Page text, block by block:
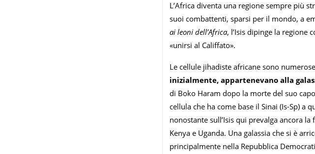
L’Africa diventa una regione sempre più
suoi combattenti, sparsi per il mondo, a
ai leoni dell’Africa, l’Isis dipinge la regione
«unirsi al Califfato».
Le cellule jihadiste africane sono
inizialmente, appartenevano alla
di Boko Haram dopo la morte del suo
cellula che ha come base il Sinai (Is-Sp) a
nonostante sull’Isis qui prevalga ancora
Kenya e Uganda. Una galassia che si è
principalmente nella Repubblica